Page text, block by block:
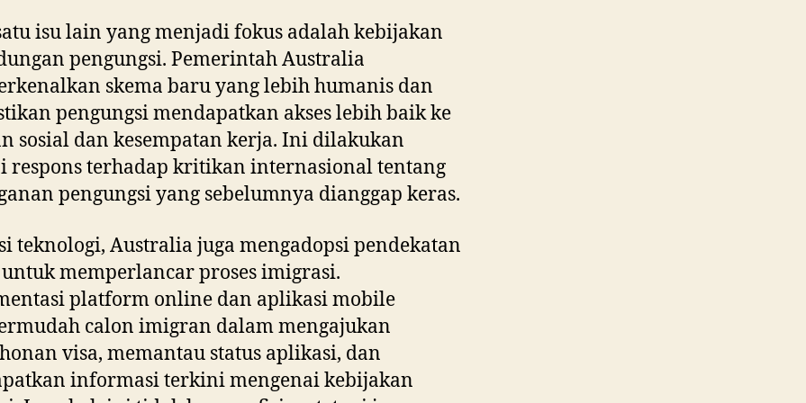
isu lain yang menjadi fokus adalah kebijakan
pengungsi. Pemerintah Australia
skema baru yang lebih humanis dan
pengungsi mendapatkan akses lebih baik ke
sosial dan kesempatan kerja. Ini dilakukan
respons terhadap kritikan internasional tentang
pengungsi yang sebelumnya dianggap keras.
teknologi, Australia juga mengadopsi pendekatan
memperlancar proses imigrasi.
platform online dan aplikasi mobile
calon imigran dalam mengajukan
visa, memantau status aplikasi, dan
informasi terkini mengenai kebijakan